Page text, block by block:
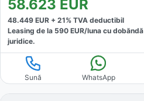
58.623 EUR
48.449 EUR + 21% TVA deductibil
Leasing de la 590 EUR/luna cu dobăndă
juridice.
Sună WhatsApp